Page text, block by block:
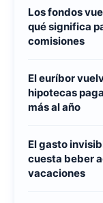
Los fondos
qué significa
comisiones
El euríbor
hipotecas
más al año
El gasto
cuesta beber
vacaciones